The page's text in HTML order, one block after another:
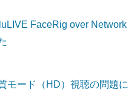
FaceRig over Network
モード（HD）視聴の問題に